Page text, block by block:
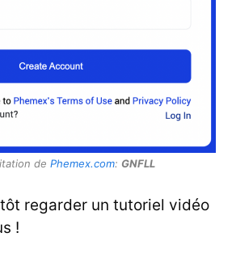
de Phemex.com: GNFLL
regarder un tutoriel vidéo
!